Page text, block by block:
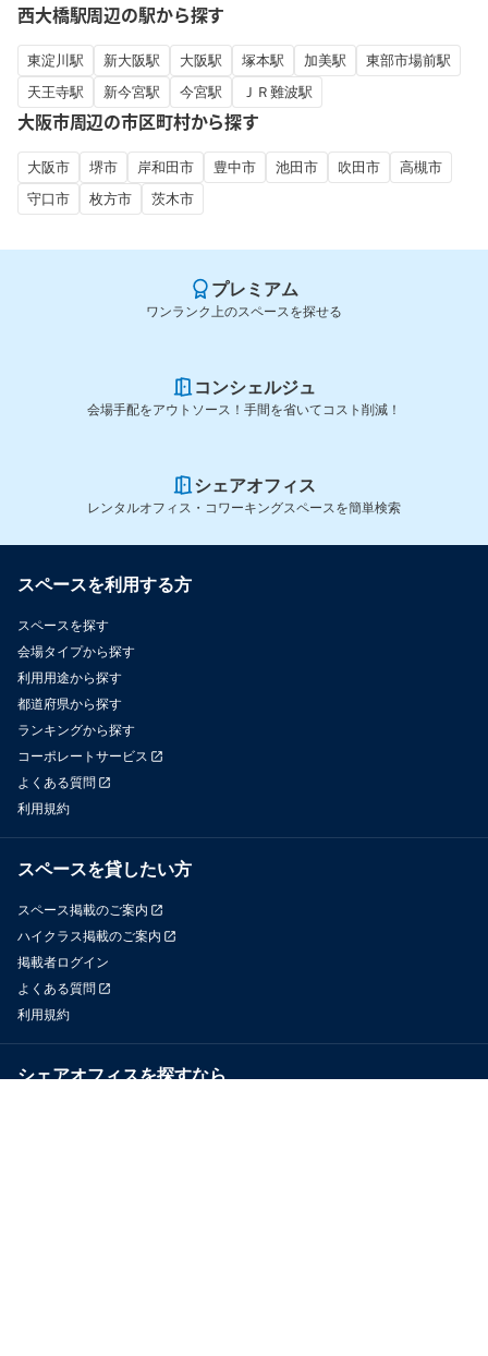
西大橋駅周辺の駅から探す
東淀川駅 新大阪駅 大阪駅 塚本駅 加美駅
東部市場前駅
天王寺駅
新今宮駅 今宮駅 ＪＲ難波駅
大阪市周辺の市区町村から探す
大阪市 堺市 岸和田市 豊中市 池田市 吹田市
高槻市
守口市
枚方市 茨木市
プレミアム
ワンランク上のスペースを探せる
コンシェルジュ
会場手配をアウトソース！手間を省いてコスト削減！
シェアオフィス
レンタルオフィス・コワーキングスペースを簡単検索
スペースを利用する方
スペースを探す
会場タイプから探す
利用用途から探す
都道府県から探す
ランキングから探す
コーポレートサービス
よくある質問
利用規約
スペースを貸したい方
スペース掲載のご案内
ハイクラス掲載のご案内
掲載者ログイン
よくある質問
利用規約
シェアオフィスを探すなら